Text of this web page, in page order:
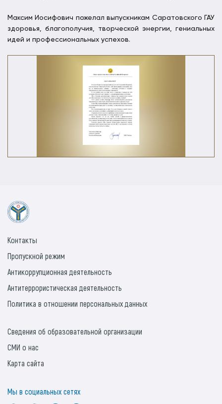
Максим Иосифович пожелал выпускникам Саратовского ГАУ
здоровья, благополучия, творческой энергии, гениальных
идей и профессиональных успехов.
Контакты
Пропускной режим
Антикоррупционная деятельность
Антитеррористическая деятельность
Политика в отношении персональных данных
Сведения об образовательной организации
СМИ о нас
Карта сайта
Мы в социальных сетях